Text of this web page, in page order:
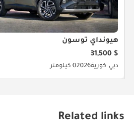
هيونداي توسون
$ 31,500
دبي كورية20260 كيلومتر
Related links